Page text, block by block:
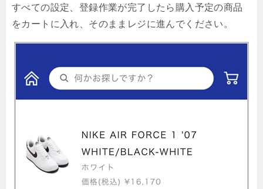
すべての設定、登録作業が完了したら購入予定の商品
をカートに入れ、そのままレジに進んでください。